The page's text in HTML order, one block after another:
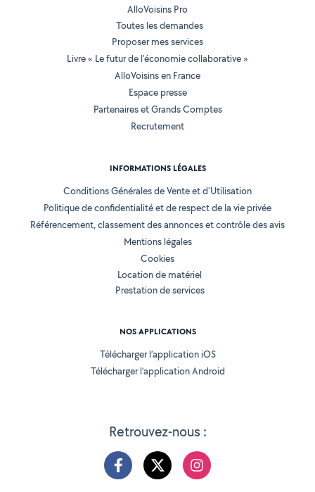
Retrouvez-nous :
AlloVoisins Pro
Toutes les demandes
Proposer mes services
Livre « Le futur de l'économie collaborative »
AlloVoisins en France
Espace presse
Partenaires et Grands Comptes
Recrutement
INFORMATIONS LÉGALES
Conditions Générales de Vente et d'Utilisation
Politique de confidentialité et de respect de la vie privée
Référencement, classement des annonces et contrôle des avis
Mentions légales
Cookies
Location de matériel
Prestation de services
NOS APPLICATIONS
Télécharger l’application iOS
Télécharger l’application Android